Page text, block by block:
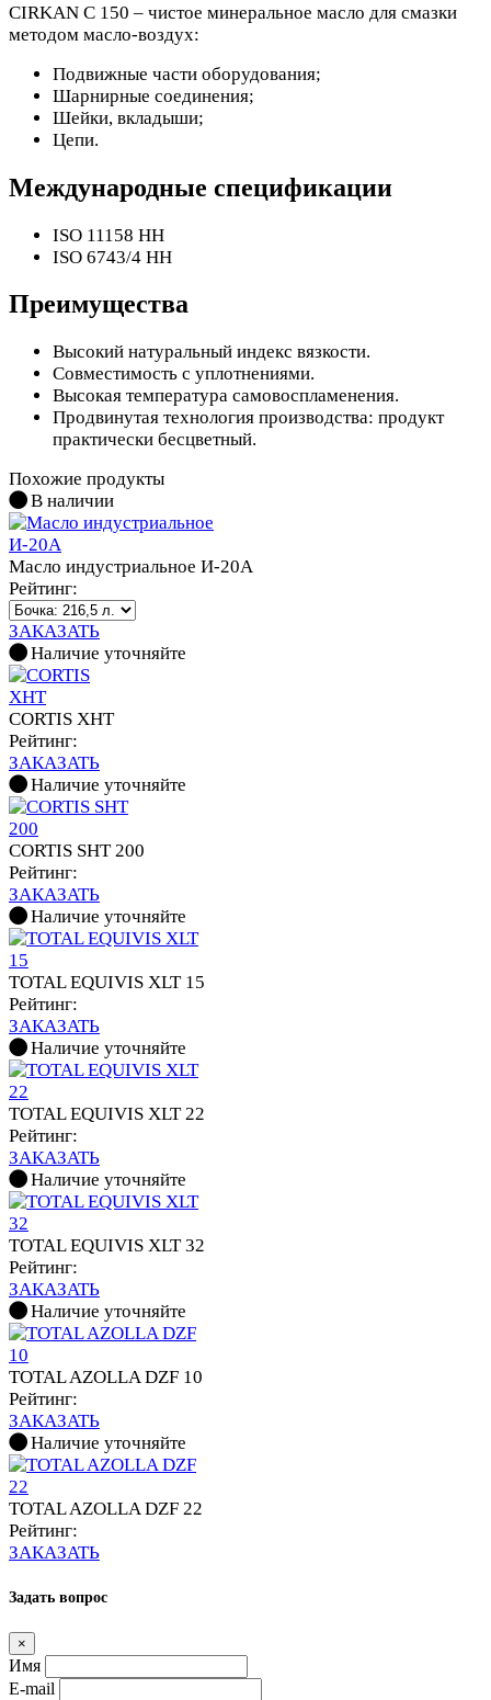
CIRKAN С 150 – чистое минеральное масло для смазки
методом масло-воздух:
Подвижные части оборудования;
Шарнирные соединения;
Шейки, вкладыши;
Цепи.
Международные спецификации
ISO 11158 HH
ISO 6743/4 HH
Преимущества
Высокий натуральный индекс вязкости.
Совместимость с уплотнениями.
Высокая температура самовоспламенения.
Продвинутая технология производства: продукт
практически бесцветный.
Похожие продукты
В наличии
Масло индустриальное И-20А
Рейтинг:
ЗАКАЗАТЬ
Наличие уточняйте
CORTIS XHT
Рейтинг:
ЗАКАЗАТЬ
Наличие уточняйте
CORTIS SHT 200
Рейтинг:
ЗАКАЗАТЬ
Наличие уточняйте
TOTAL EQUIVIS XLT 15
Рейтинг:
ЗАКАЗАТЬ
Наличие уточняйте
TOTAL EQUIVIS XLT 22
Рейтинг:
ЗАКАЗАТЬ
Наличие уточняйте
TOTAL EQUIVIS XLT 32
Рейтинг:
ЗАКАЗАТЬ
Наличие уточняйте
TOTAL AZOLLA DZF 10
Рейтинг:
ЗАКАЗАТЬ
Наличие уточняйте
TOTAL AZOLLA DZF 22
Рейтинг:
ЗАКАЗАТЬ
Задать вопрос
×
Имя
E-mail